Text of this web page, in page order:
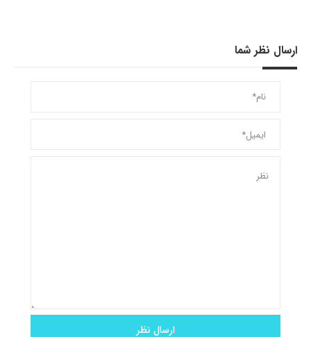
ارسال نظر شما